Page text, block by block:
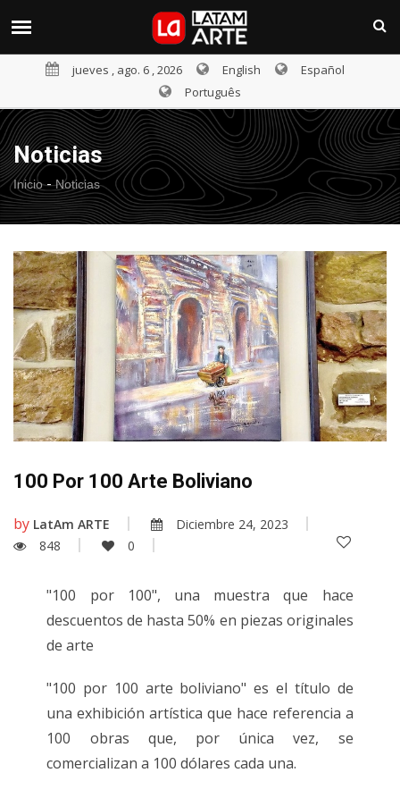
jueves , ago. 6 , 2026 English
Español
Português
Noticias
Inicio- Noticias
100 Por 100 Arte Boliviano
by LatAm ARTE
Diciembre 24, 2023
848
0
"100 por 100", una muestra que hace
descuentos de hasta 50% en piezas originales
de arte
"100 por 100 arte boliviano" es el título de
una exhibición artística que hace referencia a
100 obras que, por única vez, se
comercializan a 100 dólares cada una.